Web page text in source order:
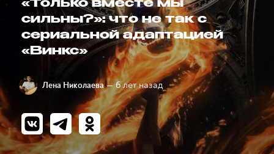
«Только вместе мы
сильны?»: что не так с
сериальной адаптацией
«Винкс»
Лена Николаева — 6 лет назад